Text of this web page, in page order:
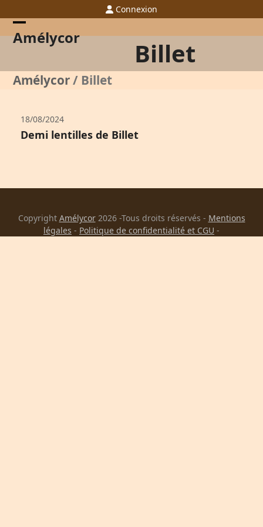
to
content
Connexion
Amélycor
Open
menu
Close
menu
Billet
Amélycor/ Billet
18/08/2024
Demi lentilles de Billet
Copyright Amélycor2026 -Tous droits réservés - Mentions
légales - Politique de confidentialité et CGU -